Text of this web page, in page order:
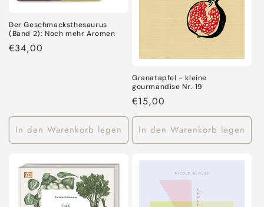
Der Geschmacksthesaurus
(Band 2): Noch mehr Aromen
Normaler
€34,00
In den Warenkorb legen
Granatapfel - kleine
gourmandise Nr. 19
Normaler
Preis
€15,00
In den Warenkorb legen